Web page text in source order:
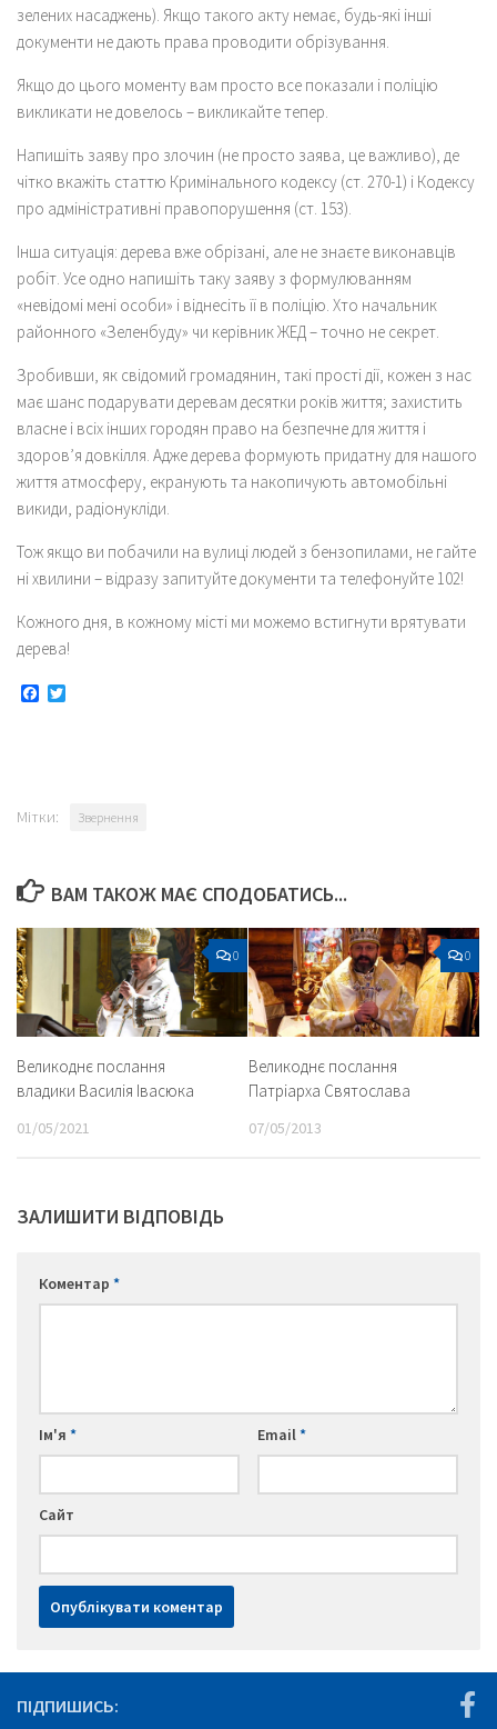
зелених насаджень). Якщо такого акту немає, будь-які інші
документи не дають права проводити обрізування.
Якщо до цього моменту вам просто все показали і поліцію
викликати не довелось – викликайте тепер.
Напишіть заяву про злочин (не просто заява, це важливо), де
чітко вкажіть статтю Кримінального кодексу (ст. 270-1) і Кодексу
про адміністративні правопорушення (ст. 153).
Інша ситуація: дерева вже обрізані, але не знаєте виконавців
робіт. Усе одно напишіть таку заяву з формулюванням
«невідомі мені особи» і віднесіть її в поліцію. Хто начальник
районного «Зеленбуду» чи керівник ЖЕД – точно не секрет.
Зробивши, як свідомий громадянин, такі прості дії, кожен з нас
має шанс подарувати деревам десятки років життя; захистить
власне і всіх інших городян право на безпечне для життя і
здоров’я довкілля. Адже дерева формують придатну для нашого
життя атмосферу, екранують та накопичують автомобільні
викиди, радіонукліди.
Тож якщо ви побачили на вулиці людей з бензопилами, не гайте
ні хвилини – відразу запитуйте документи та телефонуйте 102!
Кожного дня, в кожному місті ми можемо встигнути врятувати
дерева!
Facebook
Мітки: Звернення
ВАМ ТАКОЖ МАЄ СПОДОБАТИСЬ...
0
Великоднє послання
владики Василія Івасюка
01/05/2021
0
Великоднє послання
Патріарха Святослава
07/05/2013
ЗАЛИШИТИ ВІДПОВІДЬ
Коментар *
Ім'я * Email*
Сайт
ПІДПИШИСЬ: